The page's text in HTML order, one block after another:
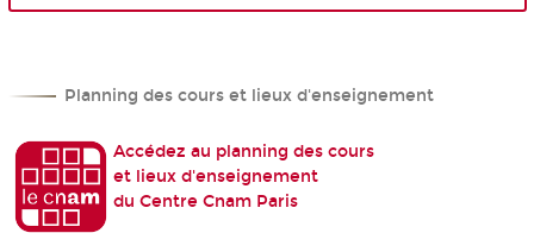
Planning des cours et lieux d'enseignement
Accédez au planning des cours
et lieux d'enseignement
du Centre Cnam Paris